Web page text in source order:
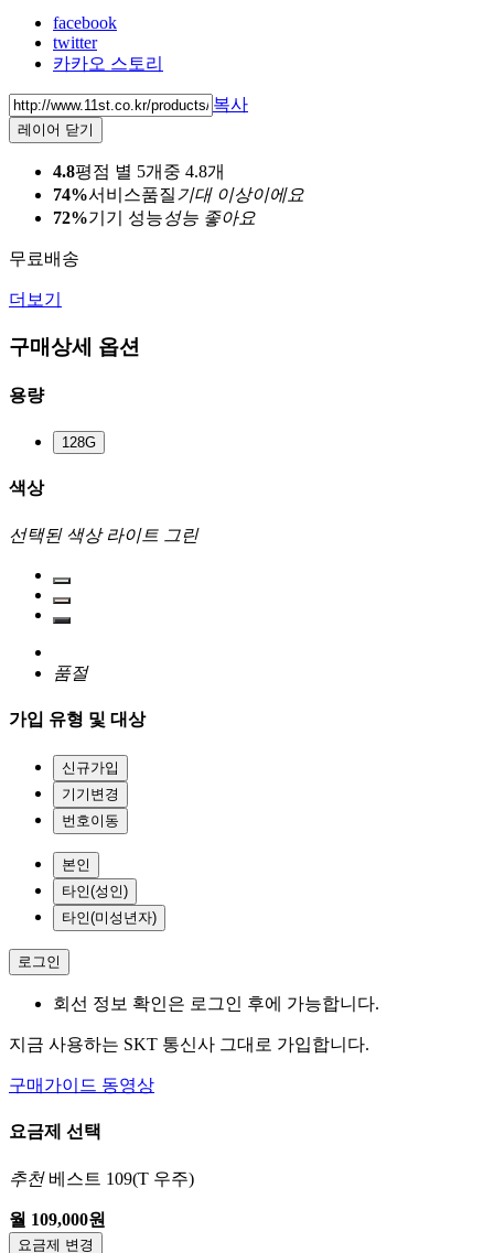
facebook
twitter
카카오 스토리
복사
레이어 닫기
4.8평점 별 5개중 4.8개
74%서비스품질기대 이상이에요
72%기기 성능성능 좋아요
무료배송
더보기
구매상세 옵션
용량
128G
색상
선택된 색상 라이트 그린
품절
가입 유형 및 대상
신규가입
기기변경
번호이동
본인
타인(성인)
타인(미성년자)
로그인
회선 정보 확인은 로그인 후에 가능합니다.
지금 사용하는 SKT 통신사 그대로 가입합니다.
구매가이드 동영상
요금제 선택
추천 베스트 109(T 우주)
월 109,000원
요금제 변경